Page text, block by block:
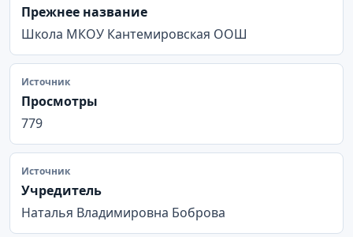
Прежнее название
Школа МКОУ Кантемировская ООШ
Источник
Просмотры
779
Источник
Учредитель
Наталья Владимировна Боброва